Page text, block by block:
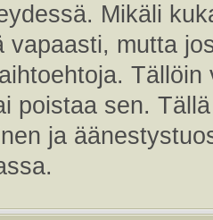
Mikäli
vapaasti, mutta
poistaa sen.
ja